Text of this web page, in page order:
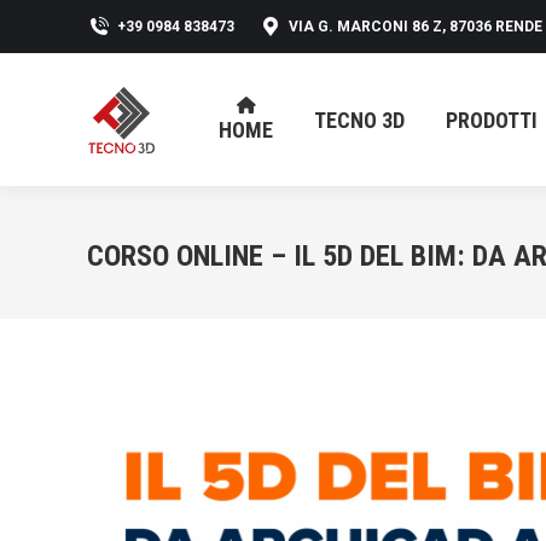
+39 0984 838473 VIA G. MARCONI 86 Z, 87036
HOME TECNO 3D PRODOTTI
CORSO ONLINE – IL 5D DEL BIM: DA
HOME